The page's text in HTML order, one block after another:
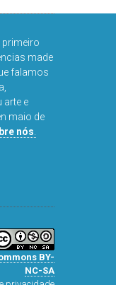
ÓLÖF
primeiro
made
falamos
arte e
maio de
nós
BY-
NC-SA